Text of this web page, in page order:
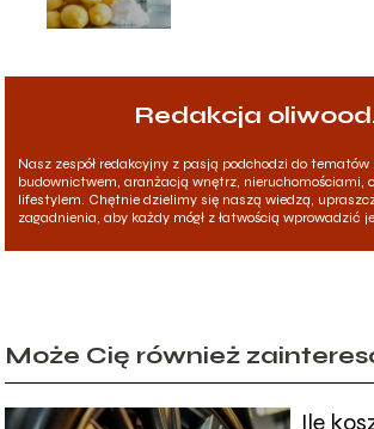
Redakcja
Nasz zespół redakcyjny z pasją podchodzi do
budownictwem, aranżacją wnętrz, nieruchomościami,
lifestylem. Chętnie dzielimy się naszą wiedzą,
zagadnienia, aby każdy mógł z łatwością wprowadzić
Może Cię również
Ile